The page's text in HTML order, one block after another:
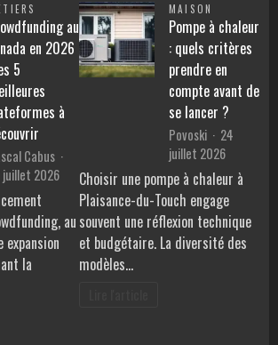
au
en 2026
5
à
Cabus
juillet 2026
au
expansion
la
MAISON
Pompe à chaleur
: quels critères
prendre en
compte avant de
se lancer ?
Povoski
24
juillet 2026
Choisir une pompe à chaleur à
Plaisance-du-Touch engage
souvent une réflexion technique
et budgétaire. La diversité des
modèles…